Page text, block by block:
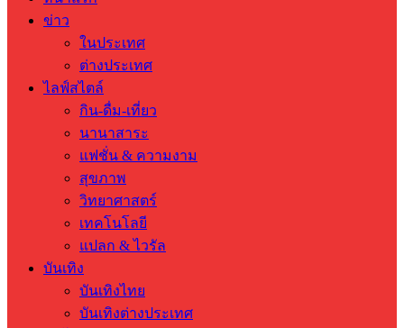
ข่าว
ในประเทศ
ต่างประเทศ
ไลฟ์สไตล์
กิน-ดื่ม-เที่ยว
นานาสาระ
แฟชั่น & ความงาม
สุขภาพ
วิทยาศาสตร์
เทคโนโลยี
แปลก & ไวรัล
บันเทิง
บันเทิงไทย
บันเทิงต่างประเทศ